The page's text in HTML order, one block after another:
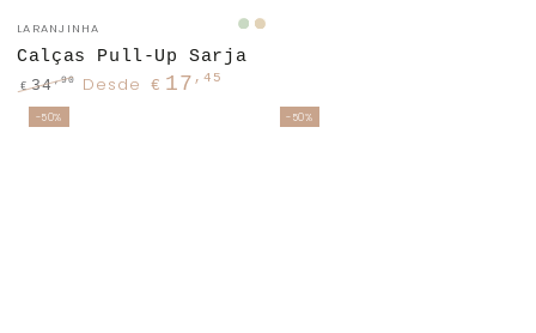
Fornecedor:
LARANJINHA
Verde
Seco
Areia
Calças Pull-Up Sarja
Preço
regular
€ 34,90 Desde € 17 ,45
-50% -50%